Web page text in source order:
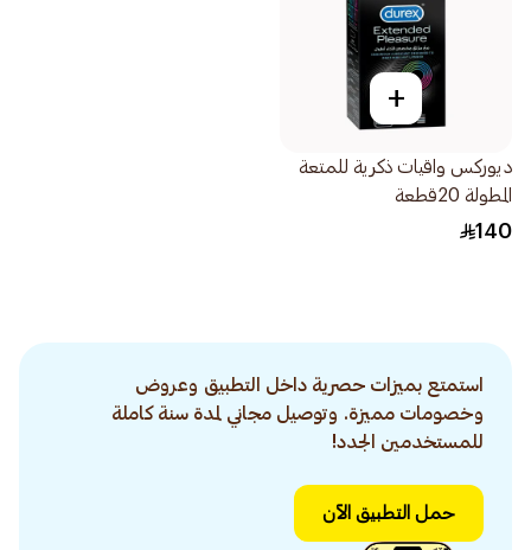
+
ديوركس واقيات ذكرية للمتعة
المطولة 20قطعة
140
استمتع بميزات حصرية داخل التطبيق وعروض
وخصومات مميزة. وتوصيل مجاني لمدة سنة كاملة
للمستخدمين الجدد!
حمل التطبيق الآن